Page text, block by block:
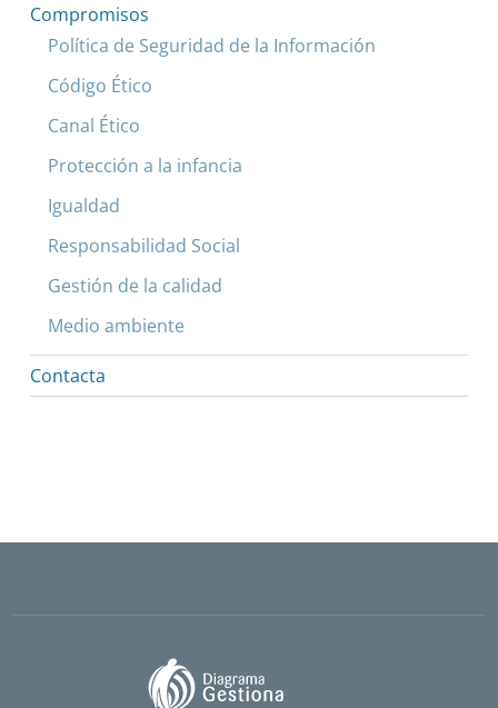
Compromisos
Política de Seguridad de la Información
Código Ético
Canal Ético
Protección a la infancia
Igualdad
Responsabilidad Social
Gestión de la calidad
Medio ambiente
Contacta